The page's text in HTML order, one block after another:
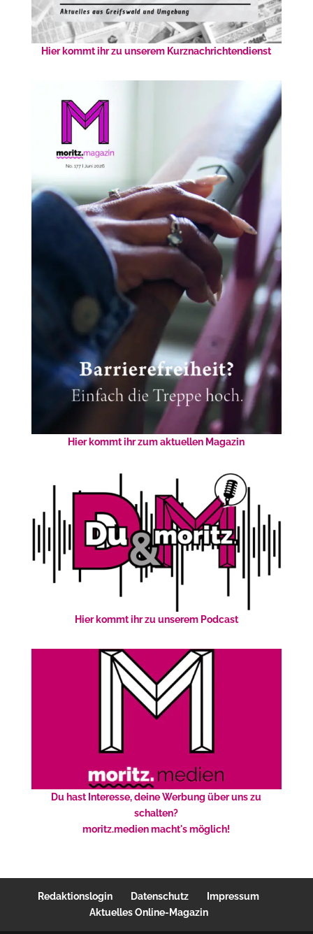
Hier kommt ihr zu unserem Kurznachrichtendienst
Hier kommt ihr zum aktuellen Magazin
Hier kommt ihr zu unserem Podcast
Du hast Interesse, deine Werbung über uns zu
schalten?
moritz.medien macht's möglich!
Redaktionslogin Datenschutz
Impressum
Aktuelles Online-Magazin